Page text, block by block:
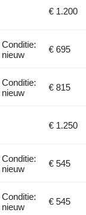
€ 1.200
Conditie:
nieuw
€ 695
Conditie:
nieuw
€ 815
€ 1.250
Conditie:
nieuw
€ 545
Conditie:
nieuw
€ 545